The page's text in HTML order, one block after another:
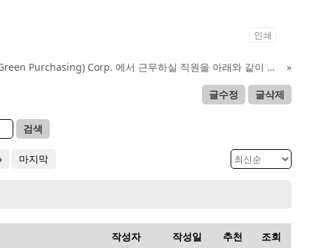
인쇄
EGP(East Green Purchasing) Corp. 에서 근무하실 직원을 아래와 같이 모집합니다. »
글수정 글삭제
검색
마지막
작성자 작성일 추천 조회